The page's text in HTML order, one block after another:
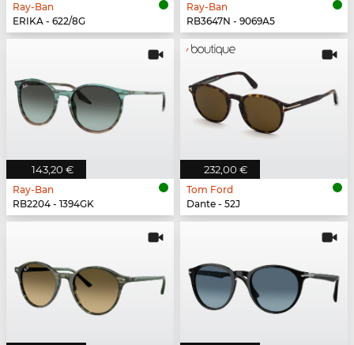
Ray-Ban
ERIKA - 622/8G
Ray-Ban
RB3647N - 9069A5
143,20 €
Ray-Ban
RB2204 - 1394GK
232,00 €
Tom Ford
Dante - 52J